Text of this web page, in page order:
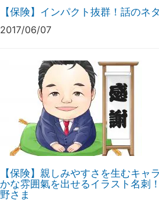
【保険】インパクト抜群！話のネ
2017/06/07
【保険】親しみやすさを生むキャ
かな雰囲氣を出せるイラスト名刺
野さま